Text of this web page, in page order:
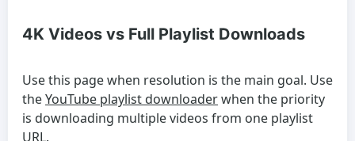
4K Videos vs Full Playlist Downloads
Use this page when resolution is the main goal. Use
theYouTube playlist downloaderwhen the priority
is downloading multiple videos from one playlist
URL.